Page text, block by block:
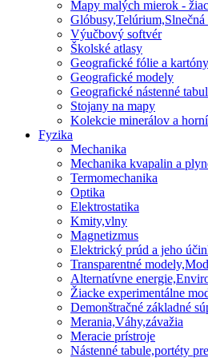
Mapy malých mierok -
Glóbusy,Telúrium,Slnečná
Výučbový softvér
Školské atlasy
Geografické fólie a kartóny
Geografické modely
Geografické nástenné
Stojany na mapy
Kolekcie minerálov a
Fyzika
Mechanika
Mechanika kvapalin a
Termomechanika
Optika
Elektrostatika
Kmity,vlny
Magnetizmus
Elektrický prúd a jeho
Transparentné
Alternatívne
Žiacke experimentálne
Demonštračné základné
Merania,Váhy,závažia
Meracie prístroje
Nástenné tabule,portéty